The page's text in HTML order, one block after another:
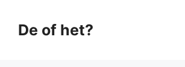
De of het?